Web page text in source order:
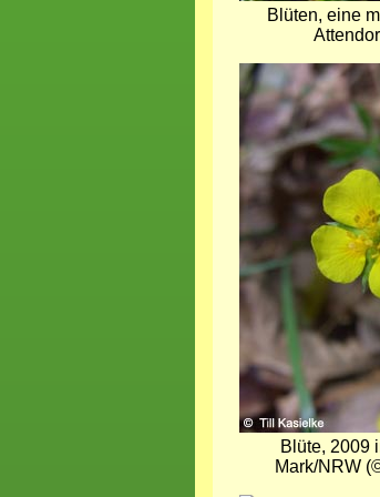
Blüten, eine
Bild
Blüte, 2009
Mark/NRW